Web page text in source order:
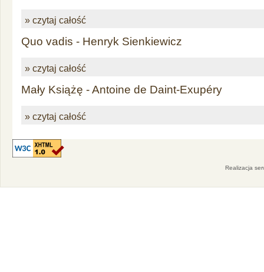
» czytaj całość
Quo vadis - Henryk Sienkiewicz
» czytaj całość
Mały Książę - Antoine de Daint-Exupéry
» czytaj całość
Realizacja